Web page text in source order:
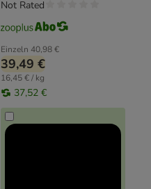
Einzeln 40,98 €
39,49 €
16,45 € / kg
37,52 €
Not Rated